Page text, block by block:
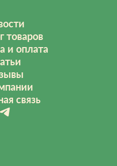
товаров
и оплата
связь